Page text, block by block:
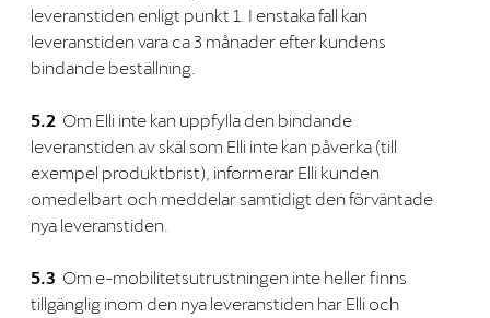
leveranstiden enligt punkt 1. I enstaka fall kan
leveranstiden vara ca 3 månader efter kundens
bindande beställning.
5.2 Om Elli inte kan uppfylla den bindande
leveranstiden av skäl som Elli inte kan påverka (till
exempel produktbrist), informerar Elli kunden
omedelbart och meddelar samtidigt den förväntade
nya leveranstiden.
5.3 Om e-mobilitetsutrustningen inte heller finns
tillgänglig inom den nya leveranstiden har Elli och